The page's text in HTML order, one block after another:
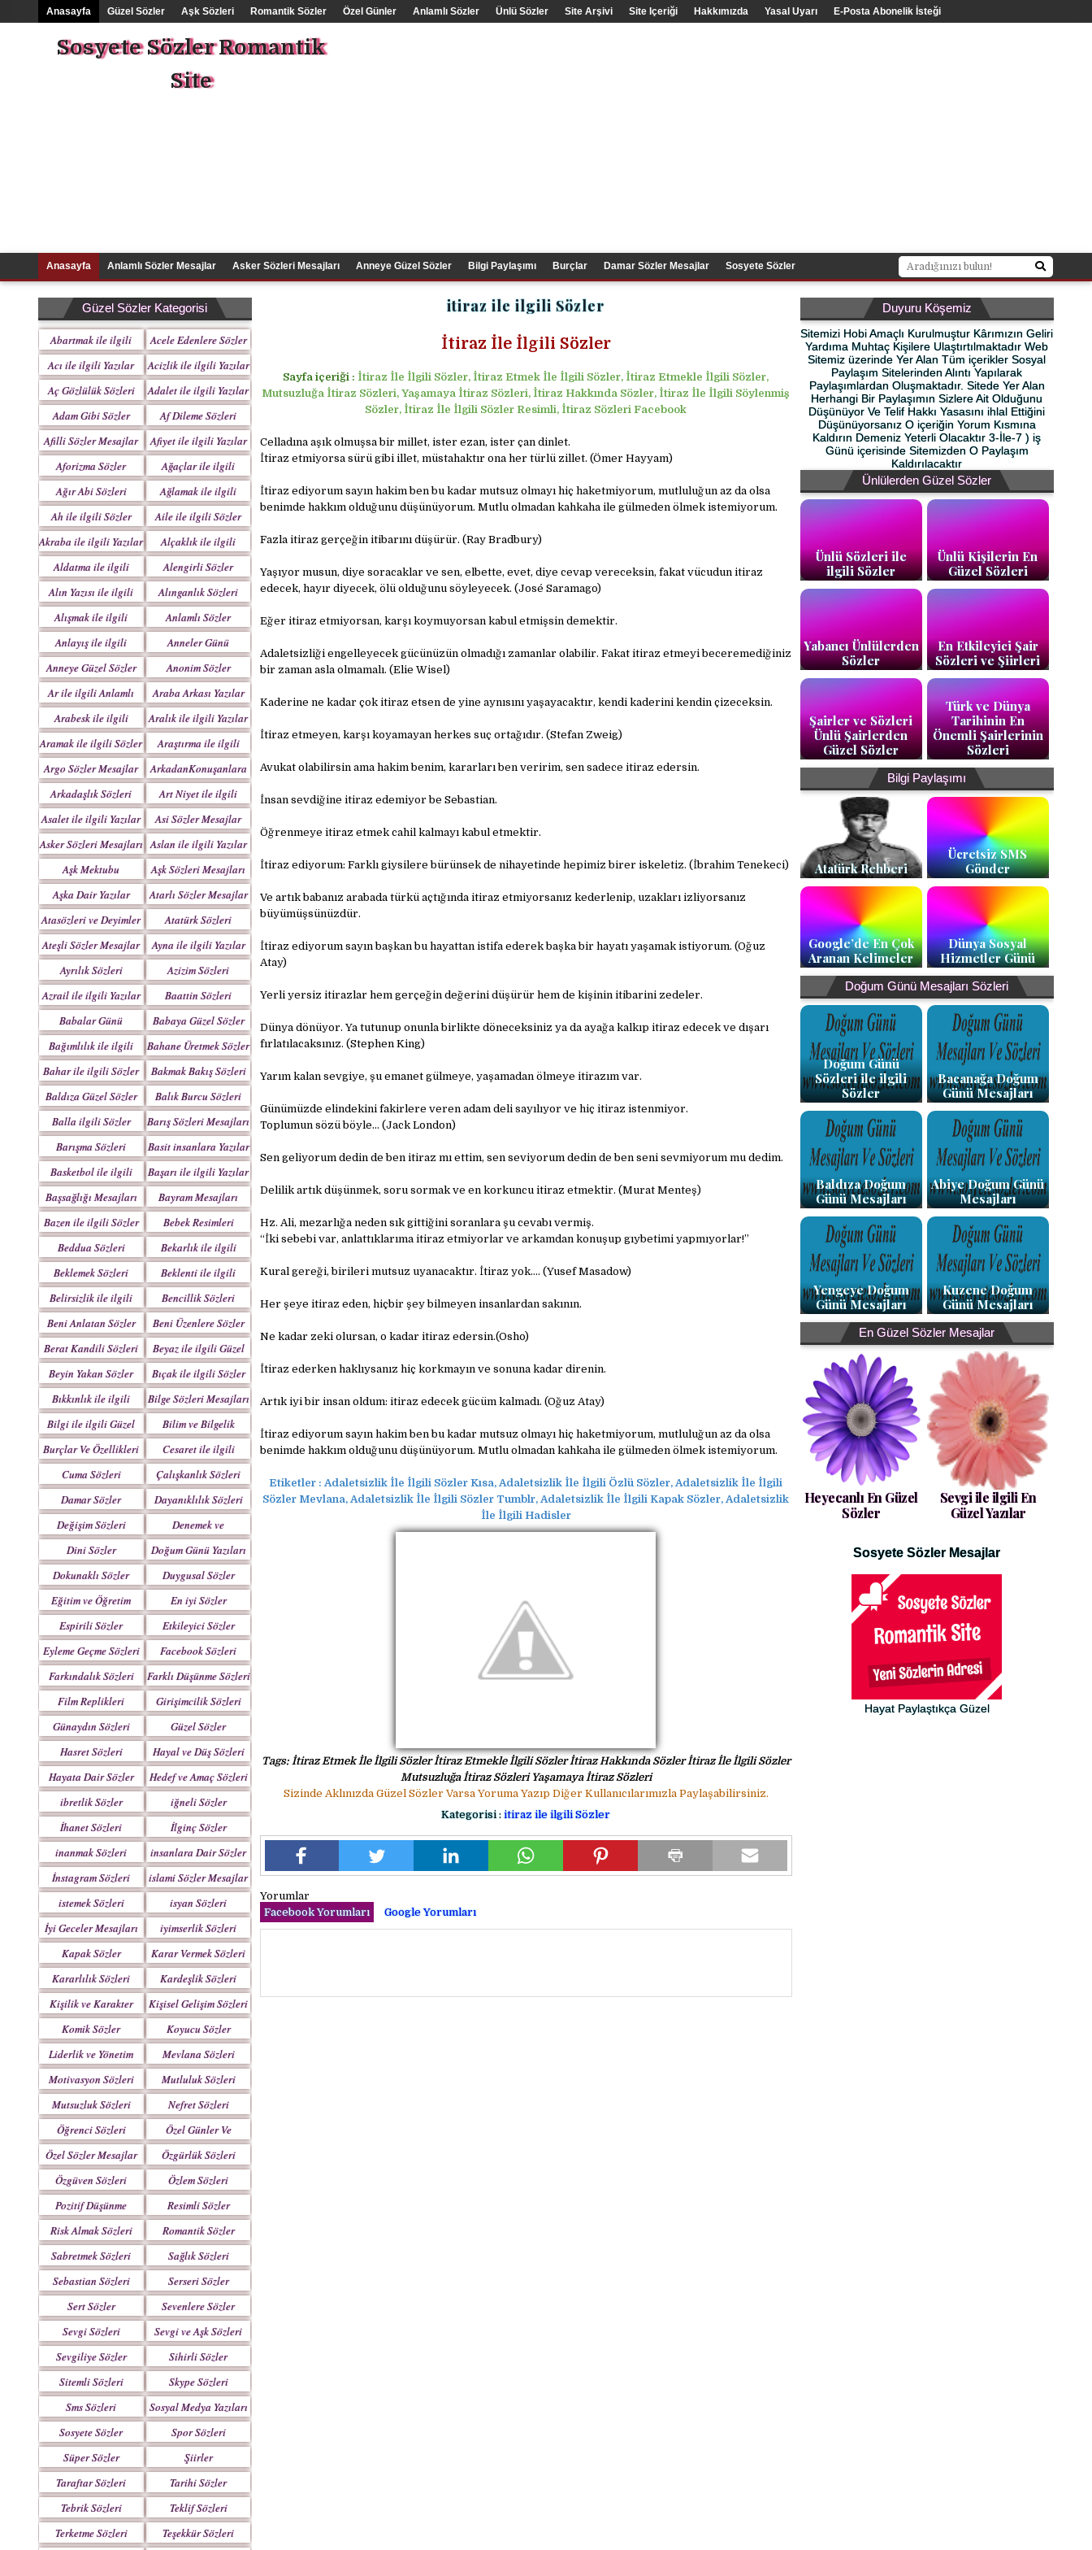
Anasayfa Güzel Sözler Aşk Sözleri Romantik Sözler Özel Günler Anlamlı Sözler Ünlü Sözler Site Arşivi Site Içeriği Hakkımızda Yasal Uyarı E-Posta Abonelik İsteği
Sosyete Sözler Romantik
Site
Anasayfa Anlamlı Sözler Mesajlar Asker Sözleri Mesajları Anneye Güzel Sözler Bilgi Paylaşımı Burçlar Damar Sözler Mesajlar Sosyete Sözler
Güzel Sözler Kategorisi
Abartmak ile ilgili
Yazılar
Acele Edenlere Sözler
Acı ile ilgili Yazılar
Acizlik ile ilgili Yazılar
Aç Gözlülük Sözleri
Adalet ile ilgili Yazılar
Adam Gibi Sözler
Mesajlar
Af Dileme Sözleri
Mesajları
Afilli Sözler Mesajlar
Afiyet ile ilgili Yazılar
Aforizma Sözler
Mesajlar
Ağaçlar ile ilgili
Yazılar
Ağır Abi Sözleri
Mesajları
Ağlamak ile ilgili
Yazılar
Ah ile ilgili Sözler
Aile ile ilgili Sözler
Akraba ile ilgili Yazılar
Alçaklık ile ilgili
Yazılar
Aldatma ile ilgili
Yazıları
Alengirli Sözler
Mesajlar
Alın Yazısı ile ilgili
Sözler
Alınganlık Sözleri
Alışmak ile ilgili
Yazılar
Anlamlı Sözler
Mesajlar
Anlayış ile ilgili
Yazılar
Anneler Günü
Mesajları
Anneye Güzel Sözler
Anonim Sözler
Ar ile ilgili Anlamlı
Sözler
Araba Arkası Yazılar
Arabesk ile ilgili
Yazılar
Aralık ile ilgili Yazılar
Aramak ile ilgili Sözler
Araştırma ile ilgili
Sözler
Argo Sözler Mesajlar
ArkadanKonuşanlara
Sözler
Arkadaşlık Sözleri
Mesajları
Art Niyet ile ilgili
Yazılar
Asalet ile ilgili Yazılar
Asi Sözler Mesajlar
Asker Sözleri Mesajları Aslan ile ilgili Yazılar
Aşk Mektubu
Mektupları
Aşk Sözleri Mesajları
Aşka Dair Yazılar
Atarlı Sözler Mesajlar
Atasözleri ve Deyimler
Atatürk Sözleri
Mesajları
Ateşli Sözler Mesajlar
Ayna ile ilgili Yazılar
Ayrılık Sözleri
Mesajları
Azizim Sözleri
Mesajları
Azrail ile ilgili Yazılar
Baattin Sözleri
Mesajları
Babalar Günü
Babaya Güzel Sözler
Bağımlılık ile ilgili
Yazılar
Bahane Üretmek Sözler
Bahar ile ilgili Sözler
Yazılar
Bakmak Bakış Sözleri
Baldıza Güzel Sözler
Balık Burcu Sözleri
Balla ilgili Sözler
Barış Sözleri Mesajları
Barışma Sözleri
Mesajları
Basit insanlara Yazılar
Basketbol ile ilgili
Sözler
Başarı ile ilgili Yazılar
Başsağlığı Mesajları
Bayram Mesajları
Sözleri
Bazen ile ilgili Sözler
Mesajlar
Bebek Resimleri
Beddua Sözleri
Mesajları
Bekarlık ile ilgili
Sözler
Beklemek Sözleri
Beklenti ile ilgili
Sözler
Belirsizlik ile ilgili
Sözler
Bencillik Sözleri
Mesajları
Beni Anlatan Sözler
Beni Üzenlere Sözler
Berat Kandili Sözleri
Mesajları
Beyaz ile ilgili Güzel
Sözler
Beyin Yakan Sözler
Bıçak ile ilgili Sözler
Bıkkınlık ile ilgili
Sözler
Bilge Sözleri Mesajları
Bilgi ile ilgili Güzel
Sözler
Bilim ve Bilgelik
Sözleri
Burçlar Ve Özellikleri
Cesaret ile ilgili
Yazılar
Cuma Sözleri
Çalışkanlık Sözleri
Damar Sözler
Dayanıklılık Sözleri
Değişim Sözleri
Denemek ve
Çabalamak Sözleri
Dini Sözler
Doğum Günü Yazıları
Dokunaklı Sözler
Duygusal Sözler
Eğitim ve Öğretim
Sözleri
En iyi Sözler
Espirili Sözler
Etkileyici Sözler
Eyleme Geçme Sözleri
Facebook Sözleri
Farkındalık Sözleri
Farklı Düşünme Sözleri
Film Replikleri
Girişimcilik Sözleri
Günaydın Sözleri
Güzel Sözler
Hasret Sözleri
Hayal ve Düş Sözleri
Hayata Dair Sözler
Hedef ve Amaç Sözleri
ibretlik Sözler
iğneli Sözler
İhanet Sözleri
İlginç Sözler
inanmak Sözleri
insanlara Dair Sözler
İnstagram Sözleri
islami Sözler Mesajlar
istemek Sözleri
isyan Sözleri
İyi Geceler Mesajları
iyimserlik Sözleri
Kapak Sözler
Karar Vermek Sözleri
Kararlılık Sözleri
Kardeşlik Sözleri
Kişilik ve Karakter
Sözleri
Kişisel Gelişim Sözleri
Komik Sözler
Koyucu Sözler
Liderlik ve Yönetim
Sözleri
Mevlana Sözleri
Motivasyon Sözleri
Mutluluk Sözleri
Mutsuzluk Sözleri
Nefret Sözleri
Öğrenci Sözleri
Özel Günler Ve
Haftalar
Özel Sözler Mesajlar
Özgürlük Sözleri
Özgüven Sözleri
Özlem Sözleri
Pozitif Düşünme
Sözleri
Resimli Sözler
Risk Almak Sözleri
Romantik Sözler
Sabretmek Sözleri
Sağlık Sözleri
Sebastian Sözleri
Serseri Sözler
Sert Sözler
Sevenlere Sözler
Sevgi Sözleri
Sevgi ve Aşk Sözleri
Sevgiliye Sözler
Sihirli Sözler
Sitemli Sözleri
Skype Sözleri
Sms Sözleri
Sosyal Medya Yazıları
Sosyete Sözler
Mesajlar
Spor Sözleri
Süper Sözler
Şiirler
Taraftar Sözleri
Tarihi Sözler
Tebrik Sözleri
Teklif Sözleri
Terketme Sözleri
Teşekkür Sözleri
itiraz ile ilgili Sözler
İtiraz İle İlgili Sözler
Sayfa içeriği : İtiraz İle İlgili Sözler, İtiraz Etmek İle İlgili Sözler, İtiraz Etmekle İlgili Sözler,
Mutsuzluğa İtiraz Sözleri, Yaşamaya İtiraz Sözleri, İtiraz Hakkında Sözler, İtiraz İle İlgili Söylenmiş
Sözler, İtiraz İle İlgili Sözler Resimli, İtiraz Sözleri Facebook
Celladına aşık olmuşsa bir millet, ister ezan, ister çan dinlet.
İtiraz etmiyorsa sürü gibi illet, müstahaktır ona her türlü zillet. (Ömer Hayyam)
İtiraz ediyorum sayın hakim ben bu kadar mutsuz olmayı hiç haketmiyorum, mutluluğun az da olsa
benimde hakkım olduğunu düşünüyorum. Mutlu olmadan kahkaha ile gülmeden ölmek istemiyorum.
Fazla itiraz gerçeğin itibarını düşürür. (Ray Bradbury)
Yaşıyor musun, diye soracaklar ve sen, elbette, evet, diye cevap vereceksin, fakat vücudun itiraz
edecek, hayır diyecek, ölü olduğunu söyleyecek. (José Saramago)
Eğer itiraz etmiyorsan, karşı koymuyorsan kabul etmişsin demektir.
Adaletsizliği engelleyecek gücünüzün olmadığı zamanlar olabilir. Fakat itiraz etmeyi beceremediğiniz
bir zaman asla olmamalı. (Elie Wisel)
Kaderine ne kadar çok itiraz etsen de yine aynısını yaşayacaktır, kendi kaderini kendin çizeceksin.
İtiraz etmeyen, karşı koyamayan herkes suç ortağıdır. (Stefan Zweig)
Avukat olabilirsin ama hakim benim, kararları ben veririm, sen sadece itiraz edersin.
İnsan sevdiğine itiraz edemiyor be Sebastian.
Öğrenmeye itiraz etmek cahil kalmayı kabul etmektir.
İtiraz ediyorum: Farklı giysilere bürünsek de nihayetinde hepimiz birer iskeletiz. (İbrahim Tenekeci)
Ve artık babanız arabada türkü açtığında itiraz etmiyorsanız kederlenip, uzakları izliyorsanız
büyümüşsünüzdür.
İtiraz ediyorum sayın başkan bu hayattan istifa ederek başka bir hayatı yaşamak istiyorum. (Oğuz
Atay)
Yerli yersiz itirazlar hem gerçeğin değerini düşürür hem de kişinin itibarini zedeler.
Dünya dönüyor. Ya tutunup onunla birlikte döneceksiniz ya da ayağa kalkıp itiraz edecek ve dışarı
fırlatılacaksınız. (Stephen King)
Yarım kalan sevgiye, şu emanet gülmeye, yaşamadan ölmeye itirazım var.
Günümüzde elindekini fakirlere veren adam deli sayılıyor ve hiç itiraz istenmiyor.
Toplumun sözü böyle… (Jack London)
Sen geliyorum dedin de ben itiraz mı ettim, sen seviyorum dedin de ben seni sevmiyorum mu dedim.
Delilik artık düşünmek, soru sormak ve en korkuncu itiraz etmektir. (Murat Menteş)
Hz. Ali, mezarlığa neden sık gittiğini soranlara şu cevabı vermiş.
“İki sebebi var, anlattıklarıma itiraz etmiyorlar ve arkamdan konuşup gıybetimi yapmıyorlar!”
Kural gereği, birileri mutsuz uyanacaktır. İtiraz yok…. (Yusef Masadow)
Her şeye itiraz eden, hiçbir şey bilmeyen insanlardan sakının.
Ne kadar zeki olursan, o kadar itiraz edersin.(Osho)
İtiraz ederken haklıysanız hiç korkmayın ve sonuna kadar direnin.
Artık iyi bir insan oldum: itiraz edecek gücüm kalmadı. (Oğuz Atay)
İtiraz ediyorum sayın hakim ben bu kadar mutsuz olmayı hiç haketmiyorum, mutluluğun az da olsa
benimde hakkım olduğunu düşünüyorum. Mutlu olmadan kahkaha ile gülmeden ölmek istemiyorum.
Etiketler :Adaletsizlik İle İlgili Sözler Kısa, Adaletsizlik İle İlgili Özlü Sözler, Adaletsizlik İle İlgili
Sözler Mevlana, Adaletsizlik İle İlgili Sözler Tumblr, Adaletsizlik İle İlgili Kapak Sözler, Adaletsizlik
İle İlgili Hadisler
Tags: İtiraz Etmek İle İlgili Sözler İtiraz Etmekle İlgili Sözler İtiraz Hakkında Sözler İtiraz İle İlgili Sözler
Mutsuzluğa İtiraz Sözleri Yaşamaya İtiraz Sözleri
Sizinde Aklınızda Güzel Sözler Varsa Yoruma Yazıp Diğer Kullanıcılarımızla Paylaşabilirsiniz.
Kategorisi : itiraz ile ilgili Sözler
Yorumlar
Facebook Yorumları
Google Yorumları
Duyuru Köşemiz
Sitemizi Hobi Amaçlı Kurulmuştur Kârımızın Geliri
Yardıma Muhtaç Kişilere Ulaştırtılmaktadır Web
Sitemiz üzerinde Yer Alan Tüm içerikler Sosyal
Paylaşım Sitelerinden Alıntı Yapılarak
Paylaşımlardan Oluşmaktadır. Sitede Yer Alan
Herhangi Bir Paylaşımın Sizlere Ait Olduğunu
Düşünüyor Ve Telif Hakkı Yasasını ihlal Ettiğini
Düşünüyorsanız O içeriğin Yorum Kısmına
Kaldırın Demeniz Yeterli Olacaktır 3-İle-7 ) iş
Günü içerisinde Sitemizden O Paylaşım
Kaldırılacaktır
Ünlülerden Güzel Sözler
Ünlü Sözleri ile
ilgili Sözler
Ünlü Kişilerin En
Güzel Sözleri
Yabancı Ünlülerden
Sözler
En Etkileyici Şair
Sözleri ve Şiirleri
Şairler ve Sözleri
Ünlü Şairlerden
Güzel Sözler
Türk ve Dünya
Tarihinin En
Önemli Şairlerinin
Sözleri
Bilgi Paylaşımı
Atatürk Rehberi
Ücretsiz SMS
Gönder
Google’de En Çok
Aranan Kelimeler
Dünya Sosyal
Hizmetler Günü
Doğum Günü Mesajları Sözleri
Doğum Günü
Sözleri ile ilgili
Sözler
Bacanağa Doğum
Günü Mesajları
Baldıza Doğum
Günü Mesajları
Abiye Doğum Günü
Mesajları
Yengeye Doğum
Günü Mesajları
Kuzene Doğum
Günü Mesajları
En Güzel Sözler Mesajlar
Heyecanlı En Güzel
Sözler
Sevgi ile ilgili En
Güzel Yazılar
Sosyete Sözler Mesajlar
Hayat Paylaştıkça Güzel